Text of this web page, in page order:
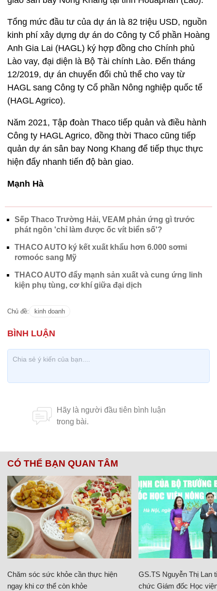
Tổng mức đầu tư của dự án là 82 triệu USD, nguồn
kinh phí xây dựng dự án do Công ty Cổ phần Hoàng
Anh Gia Lai (HAGL) ký hợp đồng cho Chính phủ
Lào vay, đại diện là Bộ Tài chính Lào. Đến tháng
12/2019, dự án chuyển đổi chủ thể cho vay từ
HAGL sang Công ty Cổ phần Nông nghiệp quốc tế
(HAGL Agrico).
Năm 2021, Tập đoàn Thaco tiếp quản và điều hành
Công ty HAGL Agrico, đồng thời Thaco cũng tiếp
quản dự án sân bay Nong Khang để tiếp thục thực
hiện đẩy nhanh tiến độ bàn giao.
Mạnh Hà
Sếp Thaco Trường Hải, VEAM phản ứng gì trước
phát ngôn 'chỉ làm được ốc vít biển số'?
THACO AUTO ký kết xuất khẩu hơn 6.000 sơmi
rơmoóc sang Mỹ
THACO AUTO đẩy mạnh sản xuất và cung ứng linh
kiện phụ tùng, cơ khí giữa đại dịch
Chủ đề: kinh doanh
CÓ THỂ BẠN QUAN TÂM
Chăm sóc sức khỏe cần thực hiện
ngay khi cơ thể còn khỏe
GS.TS Nguyễn Thị Lan
chức Giám đốc Học